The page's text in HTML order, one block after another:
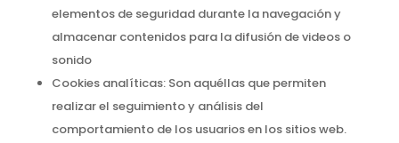
elementos de seguridad durante la navegación y
almacenar contenidos para la difusión de videos o
sonido
Cookies analíticas: Son aquéllas que permiten
realizar el seguimiento y análisis del
comportamiento de los usuarios en los sitios web.